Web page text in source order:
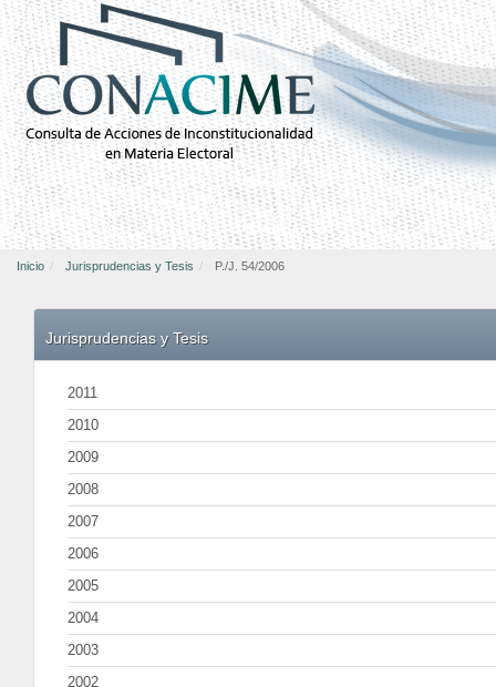
Inicio Jurisprudencias y Tesis P./J. 54/2006
Jurisprudencias y Tesis
2011
2010
2009
2008
2007
2006
2005
2004
2003
2002